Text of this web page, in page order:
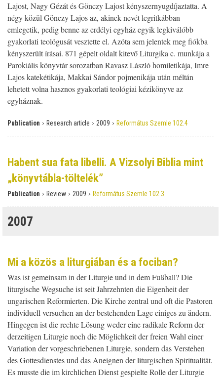
Lajost, Nagy Gézát és Gönczy Lajost kényszernyugdíjaztatta. A
négy közül Gönczy Lajos az, akinek nevét legritkábban
emlegetik, pedig benne az erdélyi egyház egyik legkiválóbb
gyakorlati teológusát vesztette el. Azóta sem jelentek meg fiókba
kényszerült írásai. 871 gépelt oldalt kitevő Liturgika c. munkája a
Parokiális könyvtár sorozatban Ravasz László homiletikája, Imre
Lajos katekétikája, Makkai Sándor pojmenikája után méltán
lehetett volna hasznos gyakorlati teológiai kézikönyve az
egyháznak.
Publication › Research article › 2009 › Református Szemle 102.4
Habent sua fata libelli. A Vizsolyi Biblia mint
„könyvtábla-töltelék”
Publication › Review › 2009 › Református Szemle 102.3
2007
Mi a közös a liturgiában és a fociban?
Was ist gemeinsam in der Liturgie und in dem Fußball? Die
liturgische Wegsuche ist seit Jahrzehnten die Eigenheit der
ungarischen Reformierten. Die Kirche zentral und oft die Pastoren
individuell versuchen an der bestehenden Lage einiges zu ändern.
Hingegen ist die rechte Lösung weder eine radikale Reform der
derzeitigen Liturgie noch die Möglichkeit der freien Wahl einer
Variation der vorgeschriebenen Liturgie, sondern das Verstehen
des Gottesdienstes und das Aneignen der liturgischen Spiritualität.
Es musste die im kirchlichen Dienst gespielte Rolle der Liturgie